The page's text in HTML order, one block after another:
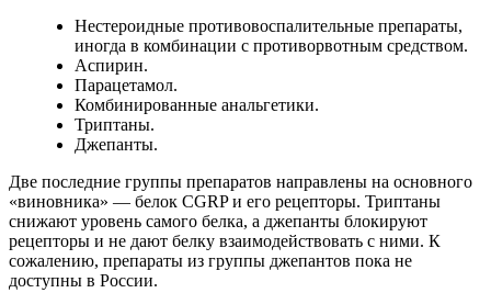
Нестероидные противовоспалительные препараты,
иногда в комбинации с противорвотным средством.
Аспирин.
Парацетамол.
Комбинированные анальгетики.
Триптаны.
Джепанты.
Две последние группы препаратов направлены на основного
«виновника» — белок CGRP и его рецепторы. Триптаны
снижают уровень самого белка, а джепанты блокируют
рецепторы и не дают белку взаимодействовать с ними. К
сожалению, препараты из группы джепантов пока не
доступны в России.